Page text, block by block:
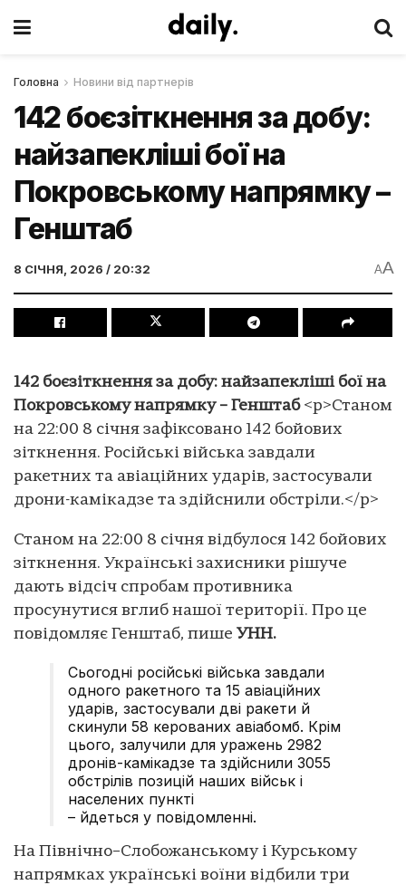
Головна Новини від партнерів
142 боєзіткнення за добу:
найзапекліші бої на
Покровському напрямку –
Генштаб
8 СІЧНЯ, 2026 / 20:32 AA
142 боєзіткнення за добу: найзапекліші бої на
Покровському напрямку – Генштаб <p>Станом
на 22:00 8 січня зафіксовано 142 бойових
зіткнення. Російські війська завдали
ракетних та авіаційних ударів, застосували
дрони-камікадзе та здійснили обстріли.</p>
Станом на 22:00 8 січня відбулося 142 бойових
зіткнення. Українські захисники рішуче
дають відсіч спробам противника
просунутися вглиб нашої території. Про це
повідомляє Генштаб, пише УНН.
Сьогодні російські війська завдали
одного ракетного та 15 авіаційних
ударів, застосували дві ракети й
скинули 58 керованих авіабомб. Крім
цього, залучили для уражень 2982
дронів-камікадзе та здійснили 3055
обстрілів позицій наших військ і
населених пункті
– йдеться у повідомленні.
На Північно–Слобожанському і Курському
напрямках українські воїни відбили три